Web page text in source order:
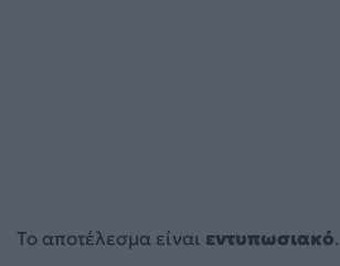
Το αποτέλεσμα είναι εντυπωσιακό.